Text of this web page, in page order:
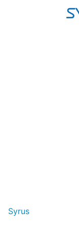
Syrus